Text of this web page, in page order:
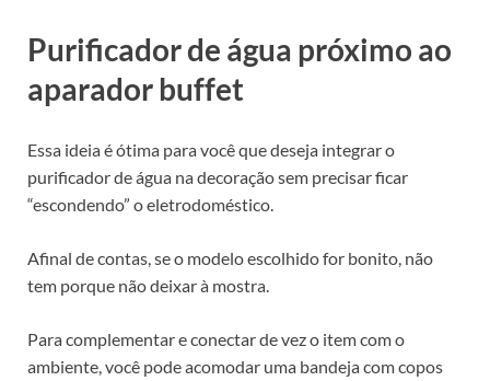
Purificador de água próximo ao
aparador buffet
Essa ideia é ótima para você que deseja integrar o
purificador de água na decoração sem precisar ficar
“escondendo” o eletrodoméstico.
Afinal de contas, se o modelo escolhido for bonito, não
tem porque não deixar à mostra.
Para complementar e conectar de vez o item com o
ambiente, você pode acomodar uma bandeja com copos